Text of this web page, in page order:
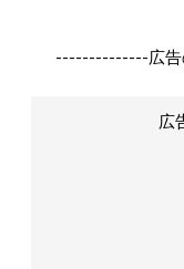
--------------広告
広